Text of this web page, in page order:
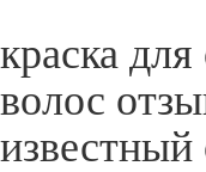
краска
волос